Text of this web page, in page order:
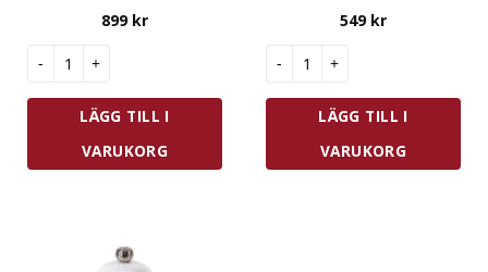
899 kr
LÄGG TILL I
VARUKORG
549 kr
LÄGG TILL I
VARUKORG